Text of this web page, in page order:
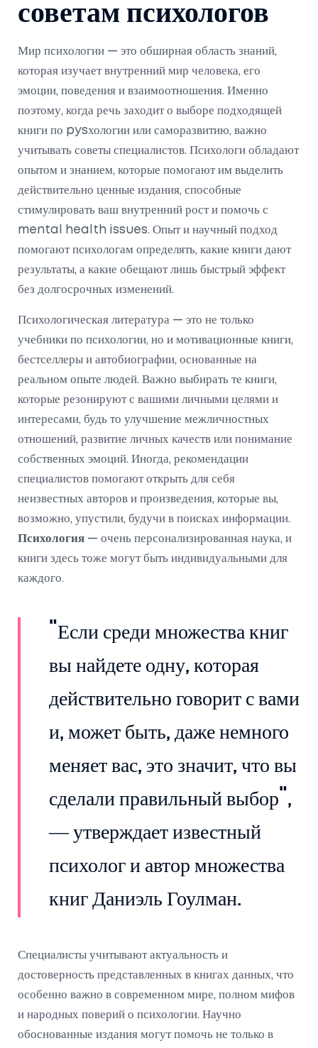
советам психологов
Мир психологии — это обширная область знаний,
которая изучает внутренний мир человека, его
эмоции, поведения и взаимоотношения. Именно
поэтому, когда речь заходит о выборе подходящей
книги по pysхологии или саморазвитию, важно
учитывать советы специалистов. Психологи обладают
опытом и знанием, которые помогают им выделить
действительно ценные издания, способные
стимулировать ваш внутренний рост и помочь с
mental health issues. Опыт и научный подход
помогают психологам определять, какие книги дают
результаты, а какие обещают лишь быстрый эффект
без долгосрочных изменений.
Психологическая литература — это не только
учебники по психологии, но и мотивационные книги,
бестселлеры и автобиографии, основанные на
реальном опыте людей. Важно выбирать те книги,
которые резонируют с вашими личными целями и
интересами, будь то улучшение межличностных
отношений, развитие личных качеств или понимание
собственных эмоций. Иногда, рекомендации
специалистов помогают открыть для себя
неизвестных авторов и произведения, которые вы,
возможно, упустили, будучи в поисках информации.
Психология — очень персонализированная наука, и
книги здесь тоже могут быть индивидуальными для
каждого.
"Если среди множества книг
вы найдете одну, которая
действительно говорит с вами
и, может быть, даже немного
меняет вас, это значит, что вы
сделали правильный выбор",
— утверждает известный
психолог и автор множества
книг Даниэль Гоулман.
Специалисты учитывают актуальность и
достоверность представленных в книгах данных, что
особенно важно в современном мире, полном мифов
и народных поверий о психологии. Научно
обоснованные издания могут помочь не только в